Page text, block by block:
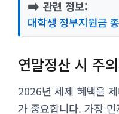
➡️ 관련 정보:
대학생 정부지원금
연말정산 시 주
2026년 세제 혜택을
가 중요합니다. 가장